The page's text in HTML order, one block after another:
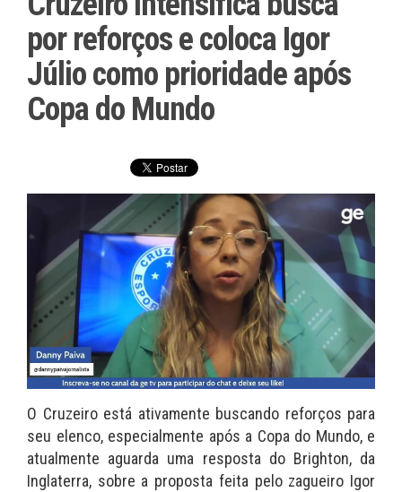
por reforços e coloca Igor
Júlio como prioridade após
Copa do Mundo
O Cruzeiro está ativamente buscando reforços para
seu elenco, especialmente após a Copa do Mundo, e
atualmente aguarda uma resposta do Brighton, da
Inglaterra, sobre a proposta feita pelo zagueiro Igor